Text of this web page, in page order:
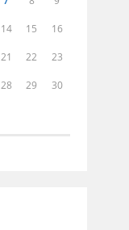
14 15 16
21 22 23
28 29 30